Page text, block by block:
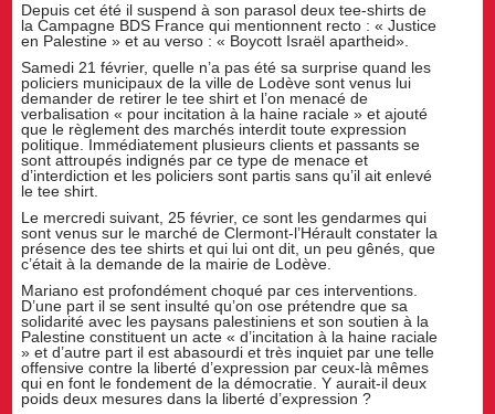
Depuis cet été il suspend à son parasol deux tee-shirts de
la Campagne BDS France qui mentionnent recto : « Justice
en Palestine » et au verso : « Boycott Israël apartheid».
Samedi 21 février, quelle n’a pas été sa surprise quand les
policiers municipaux de la ville de Lodève sont venus lui
demander de retirer le tee shirt et l’on menacé de
verbalisation « pour incitation à la haine raciale » et ajouté
que le règlement des marchés interdit toute expression
politique. Immédiatement plusieurs clients et passants se
sont attroupés indignés par ce type de menace et
d’interdiction et les policiers sont partis sans qu’il ait enlevé
le tee shirt.
Le mercredi suivant, 25 février, ce sont les gendarmes qui
sont venus sur le marché de Clermont-l’Hérault constater la
présence des tee shirts et qui lui ont dit, un peu gênés, que
c’était à la demande de la mairie de Lodève.
Mariano est profondément choqué par ces interventions.
D’une part il se sent insulté qu’on ose prétendre que sa
solidarité avec les paysans palestiniens et son soutien à la
Palestine constituent un acte « d’incitation à la haine raciale
» et d’autre part il est abasourdi et très inquiet par une telle
offensive contre la liberté d’expression par ceux-là mêmes
qui en font le fondement de la démocratie. Y aurait-il deux
poids deux mesures dans la liberté d’expression ?